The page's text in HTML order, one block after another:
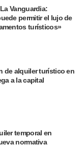
Vanguardia:
permitir el lujo de
turísticos»
de alquiler turístico en
a la capital
temporal en
normativa